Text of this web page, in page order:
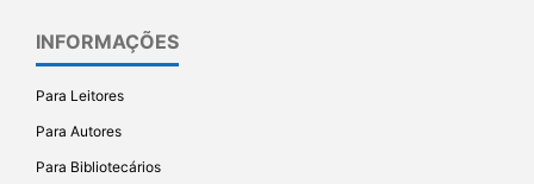
INFORMAÇÕES
Para Leitores
Para Autores
Para Bibliotecários